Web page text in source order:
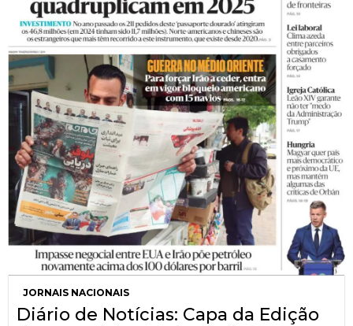
JORNAIS NACIONAIS
Diário de Notícias: Capa da Edição